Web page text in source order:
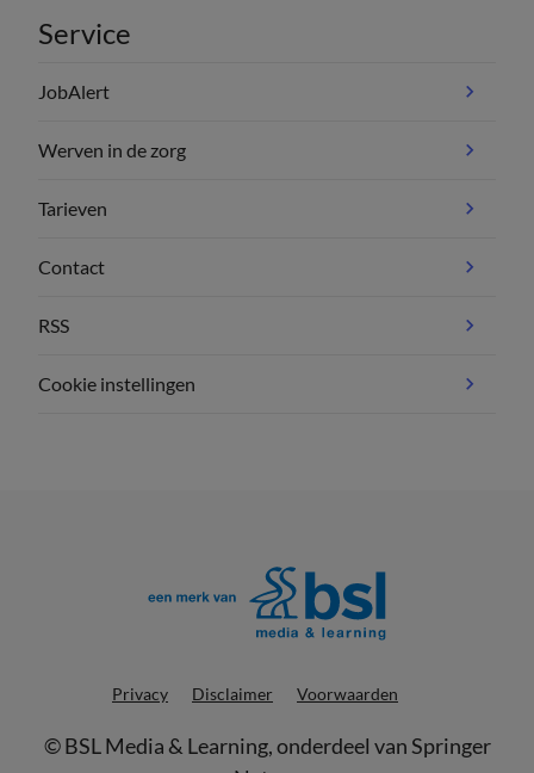
Service
JobAlert
Werven in de zorg
Tarieven
Contact
RSS
Cookie instellingen
Privacy Disclaimer Voorwaarden
©BSL Media & Learning, onderdeel vanSpringer